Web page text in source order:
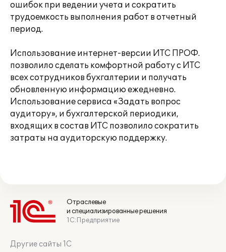
ошибок при ведении учета и сократить
трудоемкость выполнения работ в отчетный
период.
Использование интернет-версии ИТС ПРОФ.
позволило сделать комфортной работу с ИТС
всех сотрудников бухгалтерии и получать
обновленную информацию ежедневно.
Использование сервиса «Задать вопрос
аудитору», и бухгалтерской периодики,
входящих в состав ИТС позволило сократить
затраты на аудиторскую поддержку.
Отраслевые
и специализированные решения
1С:Предприятие
Другие сайты 1С